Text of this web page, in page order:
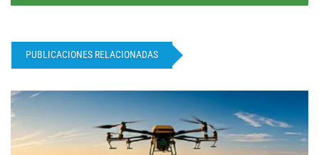
PUBLICACIONES RELACIONADAS